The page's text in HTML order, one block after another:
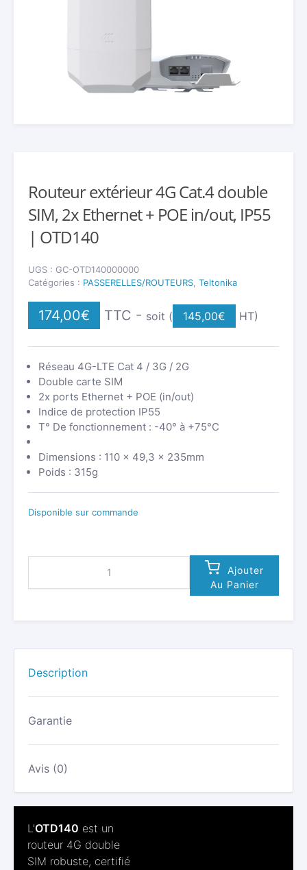
Routeur extérieur 4G Cat.4 double
SIM, 2x Ethernet + POE in/out, IP55
| OTD140
174,00€ TTC - soit ( 145,00€ HT)
Réseau 4G-LTE Cat 4 / 3G / 2G
Double carte SIM
2x ports Ethernet + POE (in/out)
Indice de protection IP55
T° De fonctionnement : -40° à +75°C
Dimensions : 110 × 49,3 × 235mm
Poids : 315g
Disponible sur commande
ROUTEUR
SIM,
ETHERNET
IN/OUT,
|
Ajouter
Au Panier
UGS : GC-OTD140000000
Catégories : PASSERELLES/ROUTEURS Teltonika
Description
Garantie
Avis (0)
L’OTD140 est un
routeur 4G double
SIM robuste, certifié